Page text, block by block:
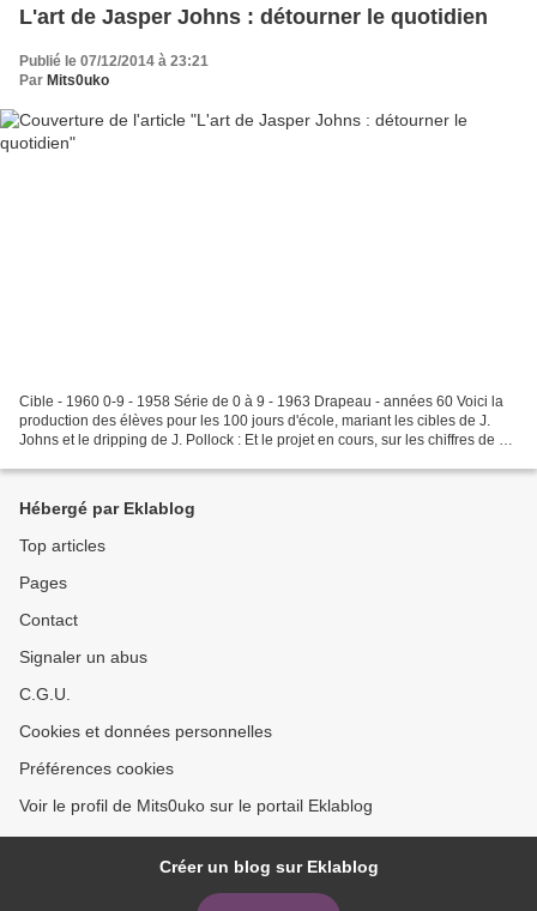
L'art de Jasper Johns : détourner le quotidien
Publié le 07/12/2014 à 23:21
Par Mits0uko
Cible - 1960 0-9 - 1958 Série de 0 à 9 - 1963 Drapeau - années 60 Voici la
production des élèves pour les 100 jours d'école, mariant les cibles de J.
Johns et le dripping de J. Pollock : Et le projet en cours, sur les chiffres de 0
Hébergé par Eklablog
Top articles
Pages
Contact
Signaler un abus
C.G.U.
Cookies et données personnelles
Préférences cookies
Voir le profil de Mits0uko sur le portail Eklablog
Créer un blog sur Eklablog